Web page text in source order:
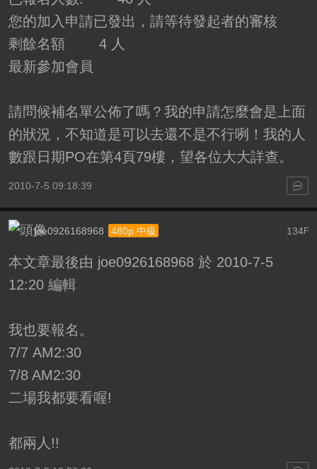
您的加入申請已發出，請等待發起者的審核
剩餘名額 4 人
最新參加會員
請問候補名單公佈了嗎？我的申請怎麼會是上面
的狀況，不知道是可以去還不是不行咧！我的人
數跟日期PO在第4頁79樓，望各位大大詳查。
2010-7-5 09:18:39
134F
joe0926168968 480p 中級
本文章最後由 joe0926168968 於 2010-7-5
12:20 編輯
我也要報名。
7/7 AM2:30
7/8 AM2:30
二場我都要看喔!
都兩人!!